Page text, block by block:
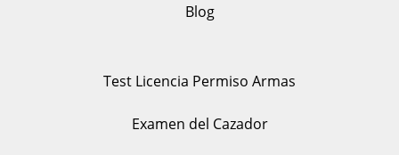
Blog
Test Licencia Permiso Armas
Examen del Cazador